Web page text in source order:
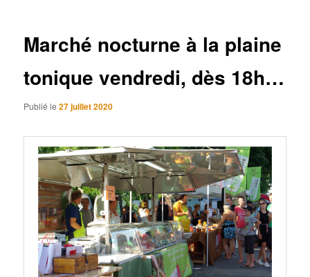
Marché nocturne à la plaine
tonique vendredi, dès 18h…
Publié le27 juillet 2020